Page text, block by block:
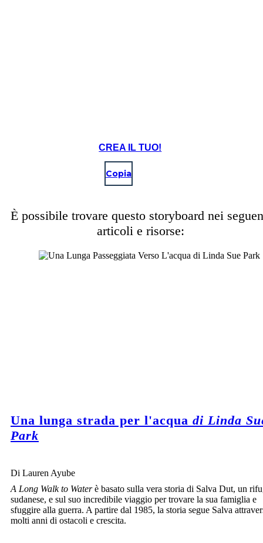
CREA IL TUO!
Copia
È possibile trovare questo storyboard nei
articoli e risorse:
Una lunga strada per l'acqua di Linda
Park
Di Lauren Ayube
A Long Walk to Waterè basato sulla vera storia di Salva Dut, un
sudanese, e sul suo incredibile viaggio per trovare la sua famiglia e
sfuggire alla guerra. A partire dal 1985, la storia segue Salva
molti anni di ostacoli e crescita.